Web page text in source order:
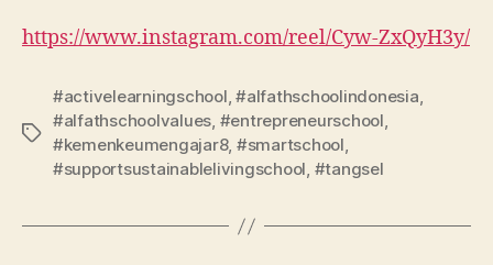
https://www.instagram.com/reel/Cyw-ZxQyH3y/
#activelearningschool,#alfathschoolindonesia,
#alfathschoolvalues, #entrepreneurschool,
#kemenkeumengajar8, #smartschool,
#supportsustainablelivingschool, #tangsel